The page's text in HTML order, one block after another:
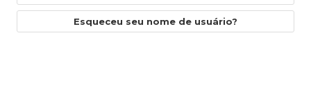
Esqueceu seu nome de usuário?